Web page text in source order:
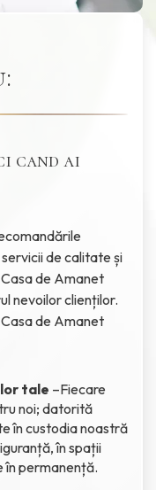
cand ai
de calitate și
de Amanet
nevoilor clienților.
de Amanet
tale –Fiecare
noi; datorită
în custodia noastră
în spații
în permanență.